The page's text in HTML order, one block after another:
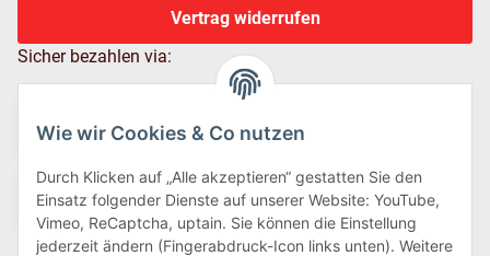
Wie wir Cookies & Co nutzen
Durch Klicken auf „Alle akzeptieren“ gestatten Sie den
Einsatz folgender Dienste auf unserer Website: YouTube,
Vimeo, ReCaptcha, uptain. Sie können die Einstellung
jederzeit ändern (Fingerabdruck-Icon links unten). Weitere
Vertrag widerrufen
Sicher bezahlen via: